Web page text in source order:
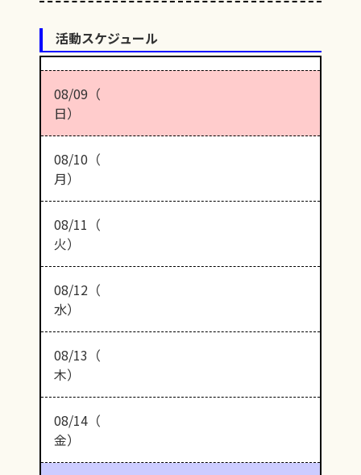
活動スケジュール
08/09（
日）
08/10（
月）
08/11（
火）
08/12（
水）
08/13（
木）
08/14（
金）